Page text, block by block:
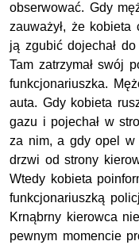
obserwować. Gdy
zauważył, że kobieta
ją zgubić dojechał
Tam zatrzymał swój
funkcjonariuszka.
auta. Gdy kobieta
gazu i pojechał w
za nim, a gdy opel w
drzwi od strony
Wtedy kobieta
funkcjonariuszką
Krnąbrny kierowca
pewnym momencie